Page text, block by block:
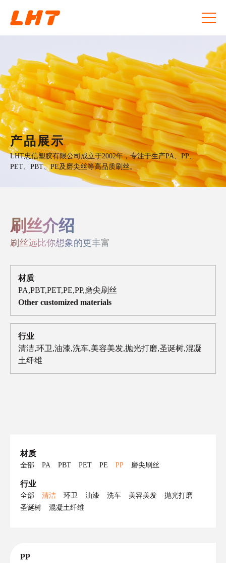
产品展示
LHT忠信塑胶有限公司成立于2002年，专注于生产PA、PP、
PET、PBT、PE及磨尖丝等高品质刷丝。
刷丝介绍
刷丝远比你想象的更丰富
材质
PA,PBT,PET,PE,PP,磨尖刷丝
Other customized materials
行业
清洁,环卫,油漆,洗车,美容美发,抛光打磨,圣诞树,混凝
土纤维
材质
全部 PA PBT PET PE PP 磨尖刷丝
行业
全部 清洁 环卫 油漆 洗车 美容美发
抛光打磨
圣诞树
混凝土纤维
PP